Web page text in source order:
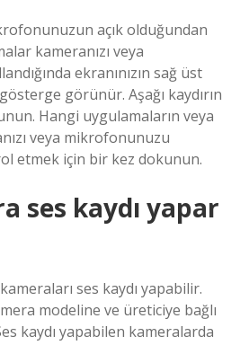
açık olduğundan
kameranızı veya
ekranınızın sağ üst
görünür. Aşağı kaydırın
Hangi uygulamaların veya
veya mikrofonunuzu
etmek için bir kez dokunun.
ses kaydı yapar
ses kaydı yapabilir.
modeline ve üreticiye bağlı
kaydı yapabilen kameralarda